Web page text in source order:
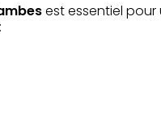
est essentiel